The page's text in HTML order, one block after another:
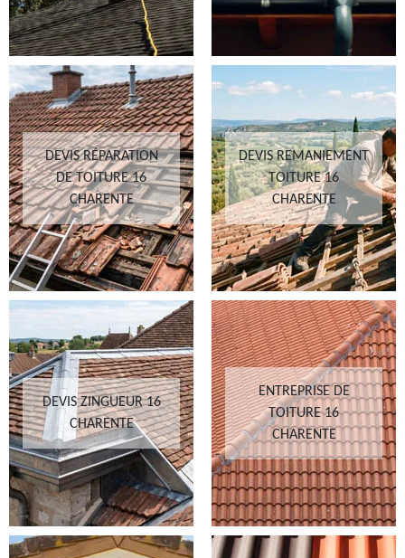
DEVIS RÉPARATION
DE TOITURE 16
CHARENTE
DEVIS REMANIEMENT
TOITURE 16
CHARENTE
DEVIS ZINGUEUR 16
CHARENTE
ENTREPRISE DE
TOITURE 16
CHARENTE